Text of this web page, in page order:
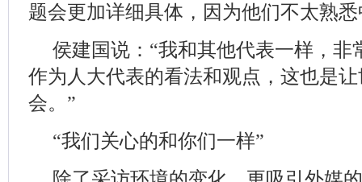
题会更加详细具体，因为他们不太熟
侯建国说：“我和其他代表一样，非
作为人大代表的看法和观点，这也是
会。”
“我们关心的和你们一样”